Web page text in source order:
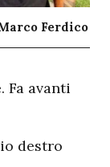
Ferdico
Fa avanti
destro